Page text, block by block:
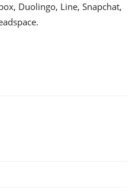
Duolingo, Line, Snapchat,